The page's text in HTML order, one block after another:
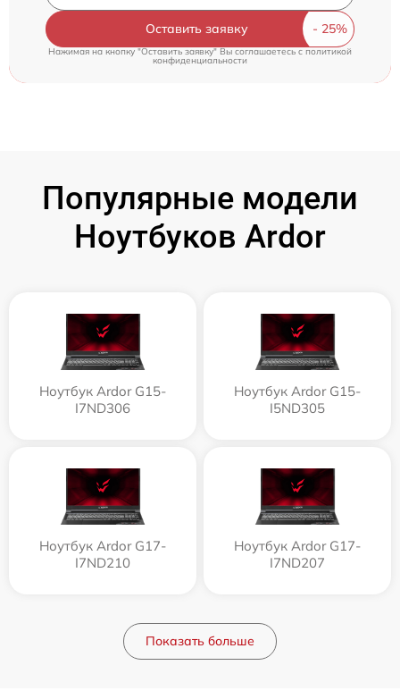
Оставить заявку
Нажимая на кнопку "Оставить заявку" Вы соглашаетесь cполитикой
конфиденциальности
Популярные модели
Ноутбуков Ardor
Ноутбук Ardor G15-
I7ND306
Ноутбук Ardor G15-
I5ND305
Ноутбук Ardor G17-
I7ND210
Ноутбук Ardor G17-
I7ND207
Показать больше